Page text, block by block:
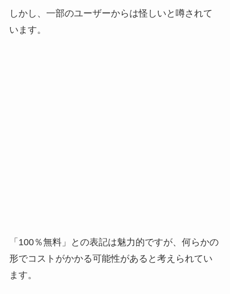
しかし、一部のユーザーからは怪しいと噂されて
います。
「100％無料」との表記は魅力的ですが、何らかの
形でコストがかかる可能性があると考えられてい
ます。